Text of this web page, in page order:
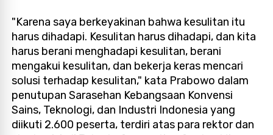
"Karena saya berkeyakinan bahwa kesulitan itu
harus dihadapi. Kesulitan harus dihadapi, dan kita
harus berani menghadapi kesulitan, berani
mengakui kesulitan, dan bekerja keras mencari
solusi terhadap kesulitan," kata Prabowo dalam
penutupan Sarasehan Kebangsaan Konvensi
Sains, Teknologi, dan Industri Indonesia yang
diikuti 2.600 peserta, terdiri atas para rektor dan